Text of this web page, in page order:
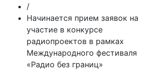
/
Начинается прием заявок на
участие в конкурсе
радиопроектов в рамках
Международного фестиваля
«Радио без границ»